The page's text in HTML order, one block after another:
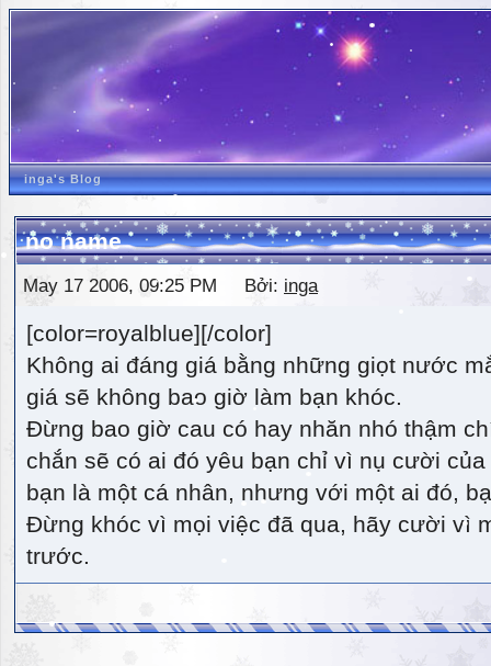
inga's Blog
no name
May 17 2006, 09:25 PM Bởi: inga
[color=royalblue][/color]
Không ai đáng giá bằng những giọt nước
giá sẽ không bao giờ làm bạn khóc.
Đừng bao giờ cau có hay nhăn nhó thậm
chắn sẽ có ai đó yêu bạn chỉ vì nụ cười
bạn là một cá nhân, nhưng với một ai đó,
Đừng khóc vì mọi việc đã qua, hãy cười vì
trước.